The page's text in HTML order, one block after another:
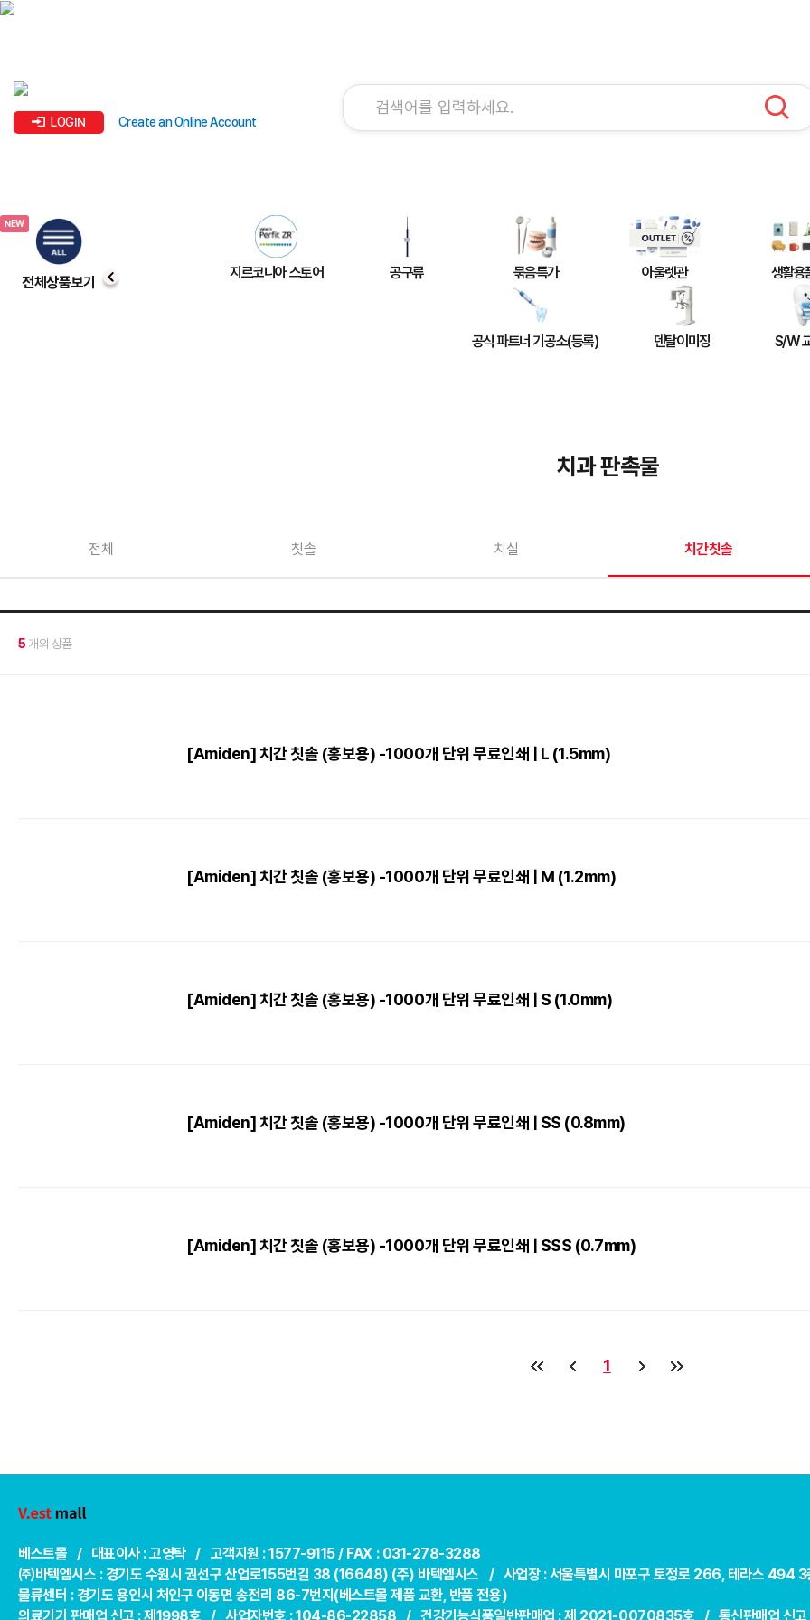
LOGIN Create an Online Account
전체상품보기
지르코니아 스토어 공구류 묶음특가 아울렛관 생활용
공식 파트너 기공소(등록) 덴탈이미징 S/W
치과 판촉물
전체 칫솔 치실 치간칫솔
5 개의 상품
[Amiden] 치간 칫솔 (홍보용) -1000개 단위 무료인쇄 | L (1.5mm)
[Amiden] 치간 칫솔 (홍보용) -1000개 단위 무료인쇄 | M (1.2mm)
[Amiden] 치간 칫솔 (홍보용) -1000개 단위 무료인쇄 | S (1.0mm)
[Amiden] 치간 칫솔 (홍보용) -1000개 단위 무료인쇄 | SS (0.8mm)
[Amiden] 치간 칫솔 (홍보용) -1000개 단위 무료인쇄 | SSS (0.7mm)
1
베스트몰 / 대표이사 : 고영탁 / 고객지원 : 1577-9115 / FAX : 031-278-3288
㈜바텍엠시스 : 경기도 수원시 권선구 산업로155번길 38 (16648) (주) 바텍엠시스 / 사업장 : 서울특별시 마포구 토정로 266, 테라스 494
물류센터 : 경기도 용인시 처인구 이동면 송전리 86-7번지(베스트몰 제품 교환, 반품 전용)
의료기기 판매업 신고 : 제1998호 / 사업자번호 : 104-86-22858 /건강기능식품일반판매업 : 제 2021-0070835호 / 통신판매업 신